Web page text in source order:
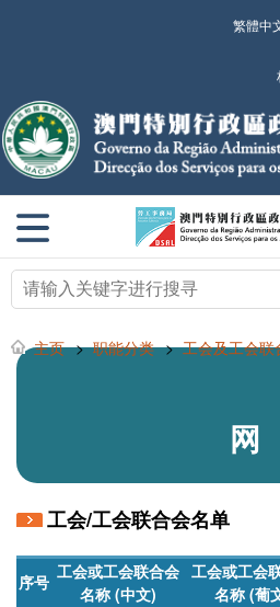
繁體中
主页 > 职能分类 > 工会及工会联
网
工会/工会联合会名单
序号 工会或工会联合会
名称 (中文)
工会或工会
名称 (葡